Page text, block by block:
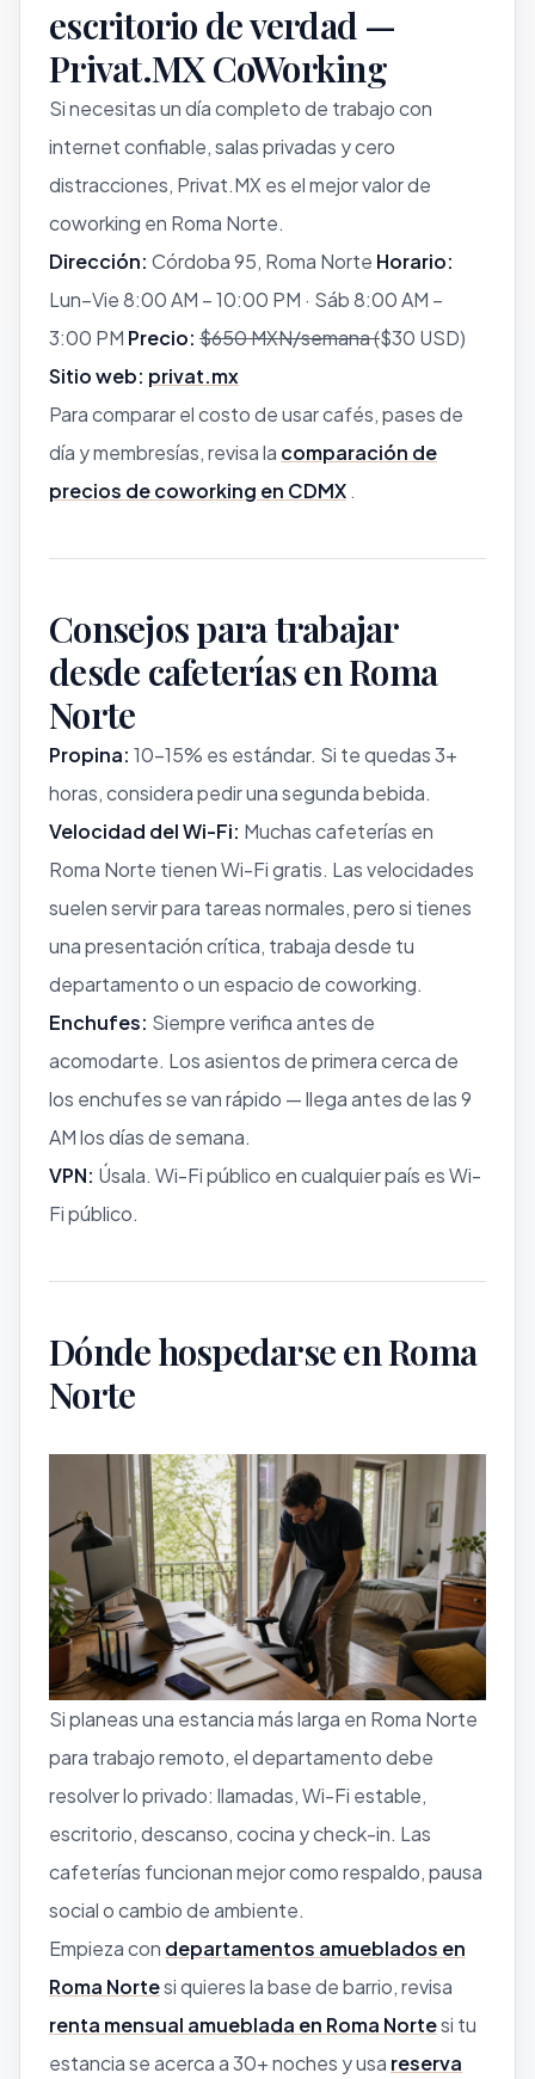
escritorio de verdad —
Privat.MX CoWorking
Si necesitas un día completo de trabajo con
internet confiable, salas privadas y cero
distracciones, Privat.MX es el mejor valor de
coworking en Roma Norte.
Dirección: Córdoba 95, Roma Norte Horario:
Lun–Vie 8:00 AM – 10:00 PM · Sáb 8:00 AM –
3:00 PM Precio: $650 MXN/semana ($30 USD)
Sitio web: privat.mx
Para comparar el costo de usar cafés, pases de
día y membresías, revisa la comparación de
precios de coworking en CDMX .
Consejos para trabajar
desde cafeterías en Roma
Norte
Propina: 10–15% es estándar. Si te quedas 3+
horas, considera pedir una segunda bebida.
Velocidad del Wi-Fi: Muchas cafeterías en
Roma Norte tienen Wi-Fi gratis. Las velocidades
suelen servir para tareas normales, pero si tienes
una presentación crítica, trabaja desde tu
departamento o un espacio de coworking.
Enchufes: Siempre verifica antes de
acomodarte. Los asientos de primera cerca de
los enchufes se van rápido — llega antes de las 9
AM los días de semana.
VPN: Úsala. Wi-Fi público en cualquier país es Wi-
Fi público.
Dónde hospedarse en Roma
Norte
Si planeas una estancia más larga en Roma Norte
para trabajo remoto, el departamento debe
resolver lo privado: llamadas, Wi-Fi estable,
escritorio, descanso, cocina y check-in. Las
cafeterías funcionan mejor como respaldo, pausa
social o cambio de ambiente.
Empieza con departamentos amueblados en
Roma Nortesi quieres la base de barrio, revisa
renta mensual amueblada en Roma Nortesi tu
estancia se acerca a 30+ noches y usa reserva